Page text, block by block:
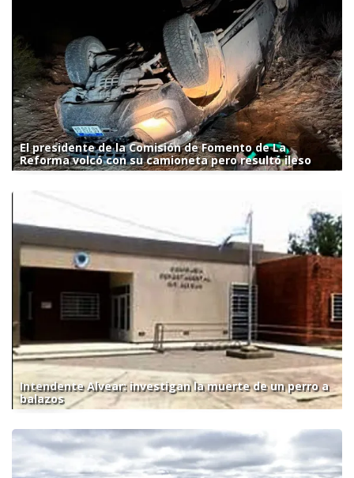
El presidente de la Comisión de Fomento de La
Reforma volcó con su camioneta pero resultó ileso
Intendente Alvear: investigan la muerte de un perro a
balazos